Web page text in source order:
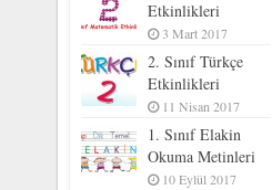
Etkinlikleri
3 Mart 2017
2. Sınıf Türkçe
Etkinlikleri
11 Nisan 2017
1. Sınıf Elakin
Okuma Metinleri
10 Eylül 2017